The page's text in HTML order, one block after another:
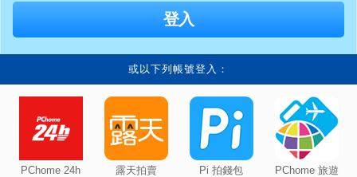
或以下列帳號登入：
PChome 24h 露天拍賣 Pi 拍錢包 PChome 旅遊